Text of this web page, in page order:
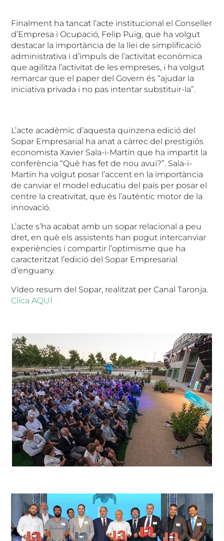
Finalment ha tancat l’acte institucional el Conseller
d’Empresa i Ocupació, Felip Puig, que ha volgut
destacar la importància de la llei de simplificació
administrativa i d’impuls de l’activitat econòmica
que agilitza l’activitat de les empreses, i ha volgut
remarcar que el paper del Govern és “ajudar la
iniciativa privada i no pas intentar substituir-la”.
L’acte acadèmic d’aquesta quinzena edició del
Sopar Empresarial ha anat a càrrec del prestigiós
economista Xavier Sala-i-Martín que ha impartit la
conferència “Què has fet de nou avui?”. Sala-i-
Martín ha volgut posar l’accent en la importància
de canviar el model educatiu del país per posar el
centre la creativitat, que és l’autèntic motor de la
innovació.
L’acte s’ha acabat amb un sopar relacional a peu
dret, en què els assistents han pogut intercanviar
experiències i compartir l’optimisme que ha
caracteritzat l’edició del Sopar Empresarial
d’enguany.
Vídeo resum del Sopar, realitzat per Canal Taronja.
Clica AQUÍ